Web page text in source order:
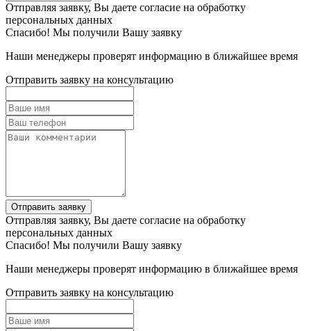
Отправляя заявку, Вы даете согласие на обработку
персональных данных
Спасибо! Мы получили Вашу заявку
Наши менеджеры проверят информацию в ближайшее время
Отправить заявку на консультацию
Отправить заявку
Отправляя заявку, Вы даете согласие на обработку
персональных данных
Спасибо! Мы получили Вашу заявку
Наши менеджеры проверят информацию в ближайшее время
Отправить заявку на консультацию